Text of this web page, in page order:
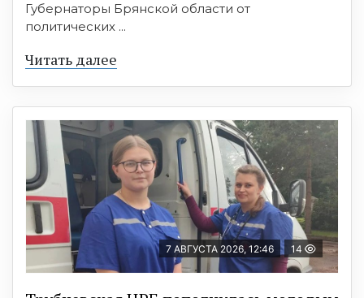
Губернаторы Брянской области от
политических ...
Читать далее
7 АВГУСТА 2026, 12:46 14